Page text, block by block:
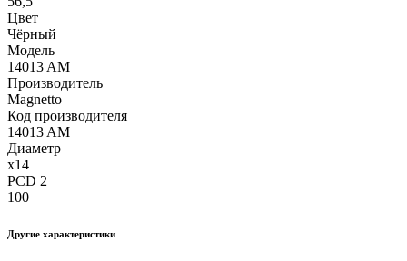
Цвет
Чёрный
Модель
14013 AM
Производитель
Magnetto
Код производителя
14013 AM
Диаметр
x14
PCD 2
100
Другие xарактеристики